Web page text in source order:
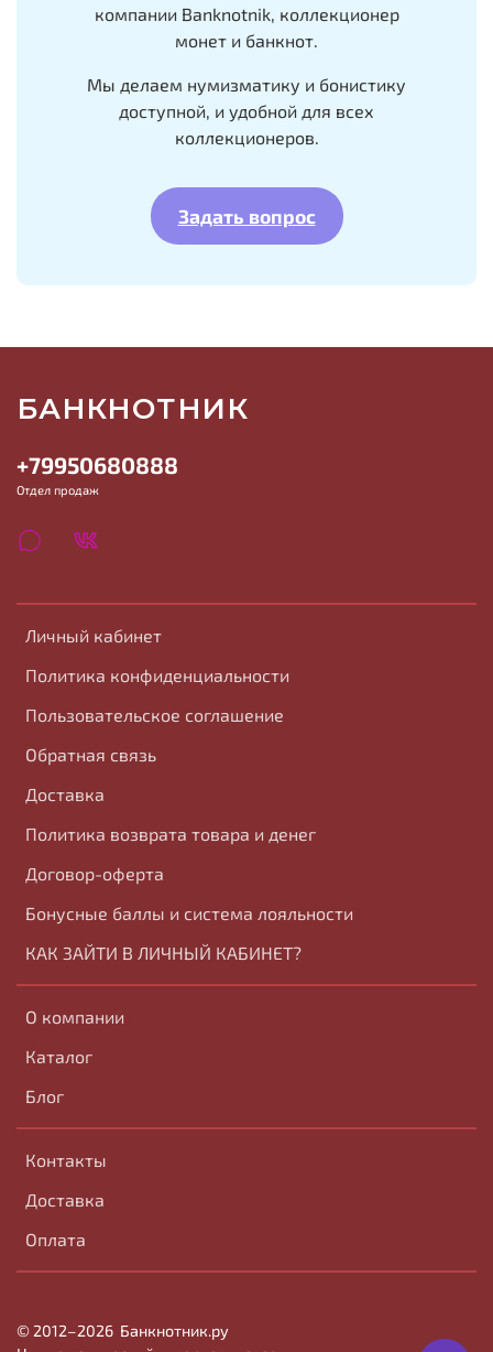
компании Banknotnik, коллекционер
монет и банкнот.
Мы делаем нумизматику и бонистику
доступной, и удобной для всех
коллекционеров.
Задать вопрос
Личный кабинет
Политика конфиденциальности
Пользовательское соглашение
Обратная связь
Доставка
Политика возврата товара и денег
Договор-оферта
Бонусные баллы и система лояльности
КАК ЗАЙТИ В ЛИЧНЫЙ КАБИНЕТ?
О компании
Каталог
Блог
Контакты
Доставка
Оплата
+79950680888
Отдел продаж
БАНКНОТНИК
© 2012–2026 Банкнотник.ру